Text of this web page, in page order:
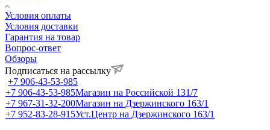
Условия оплаты
Условия доставки
Гарантия на товар
Вопрос-ответ
Обзоры
Подписаться на рассылку
+7 906-43-53-985
+7 906-43-53-985Магазин на Российской 131/7
+7 967-31-32-200Магазин на Дзержинского 163/1
+7 952-83-28-915Уст.Центр на Дзержинского 163/1